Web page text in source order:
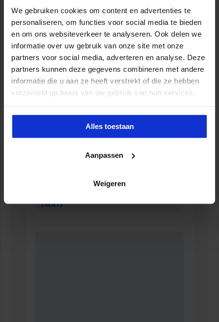
We gebruiken cookies om content en advertenties te
personaliseren, om functies voor social media te bieden
en om ons websiteverkeer te analyseren. Ook delen we
informatie over uw gebruik van onze site met onze
partners voor social media, adverteren en analyse. Deze
partners kunnen deze gegevens combineren met andere
informatie die u aan ze heeft verstrekt of die ze hebben
verzameld op basis van uw gebruik van hun services.
Alles toestaan
Aanpassen
Weigeren
Gerelateerde Opleidingen en
Cursussen
Jaar Lang Leren 2026 - online masterclasses
EVENTS